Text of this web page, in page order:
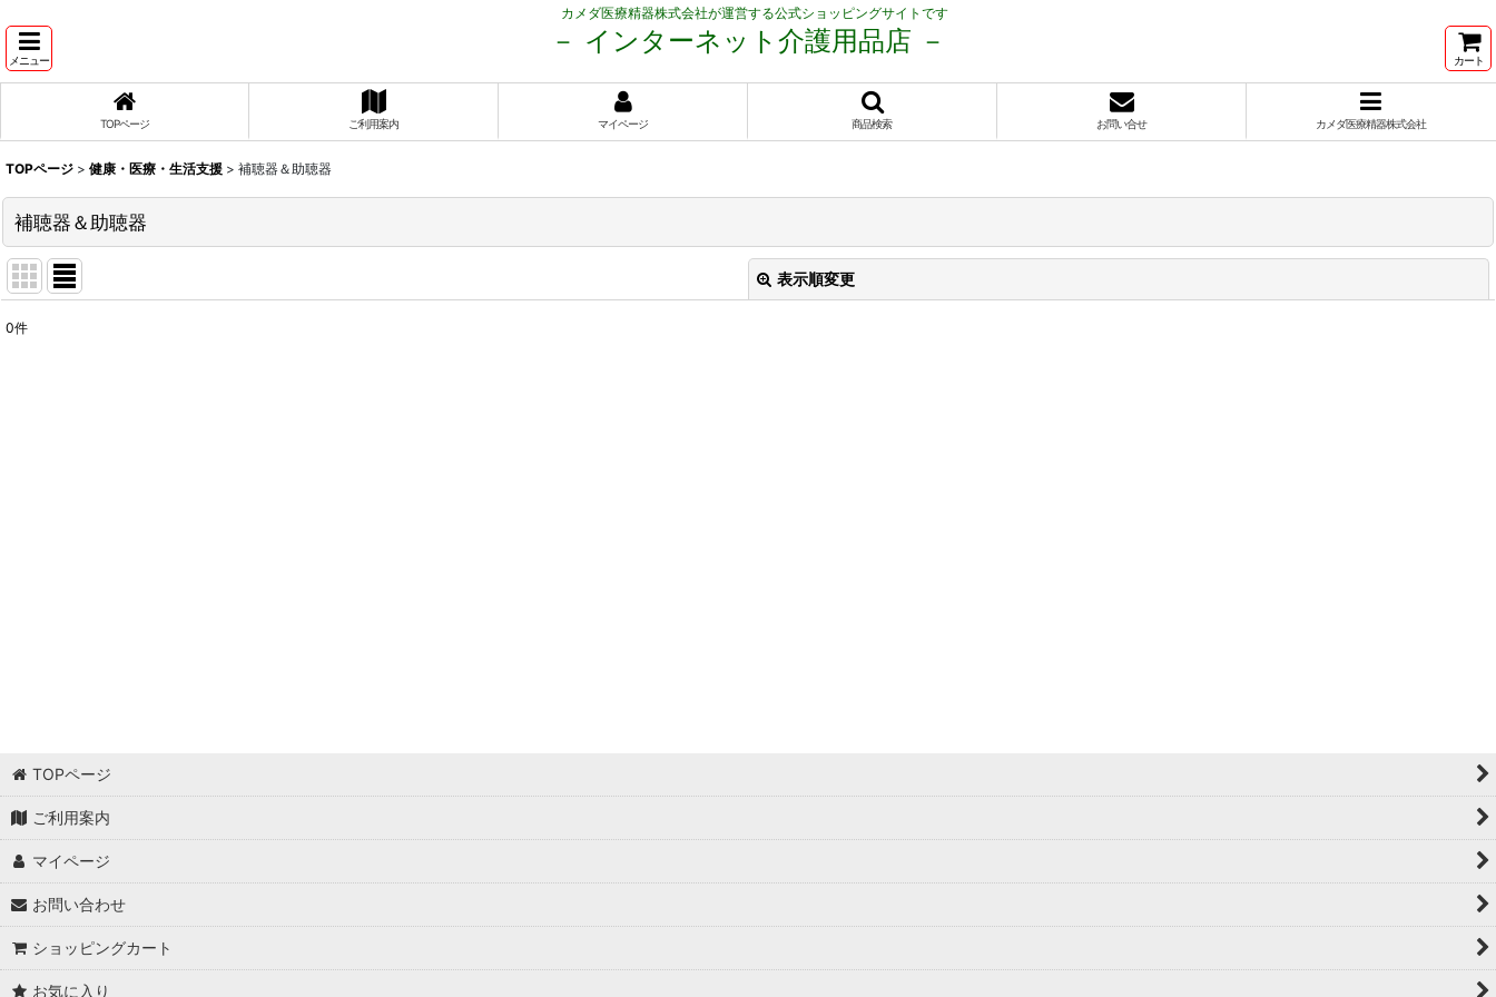
カメダ医療精器株式会社が運営する公式ショッピングサイトです
メニュー
－ インターネット介護用品店 －
カート
TOPページ ご利用案内 マイページ 商品検索 お問い合せ カメダ医療精器株式会社
TOPページ > 健康・医療・生活支援 > 補聴器＆助聴器
補聴器＆助聴器
表示順変更
0件
TOPページ
ご利用案内
マイページ
お問い合わせ
ショッピングカート
お気に入り